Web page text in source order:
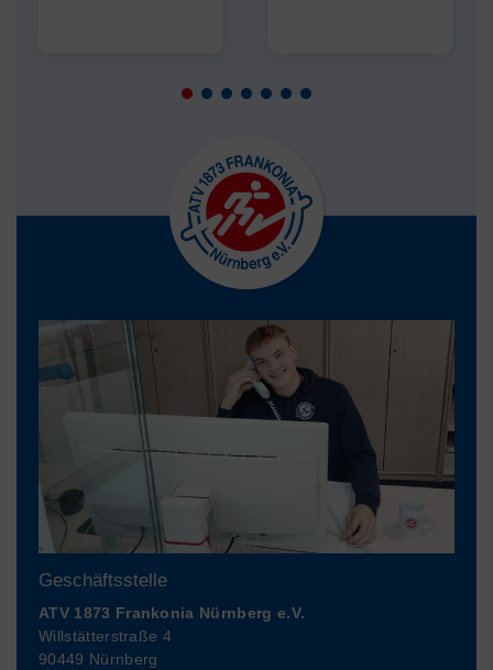
Geschäftsstelle
ATV 1873 Frankonia Nürnberg e.V.
Willstätterstraße 4
90449 Nürnberg